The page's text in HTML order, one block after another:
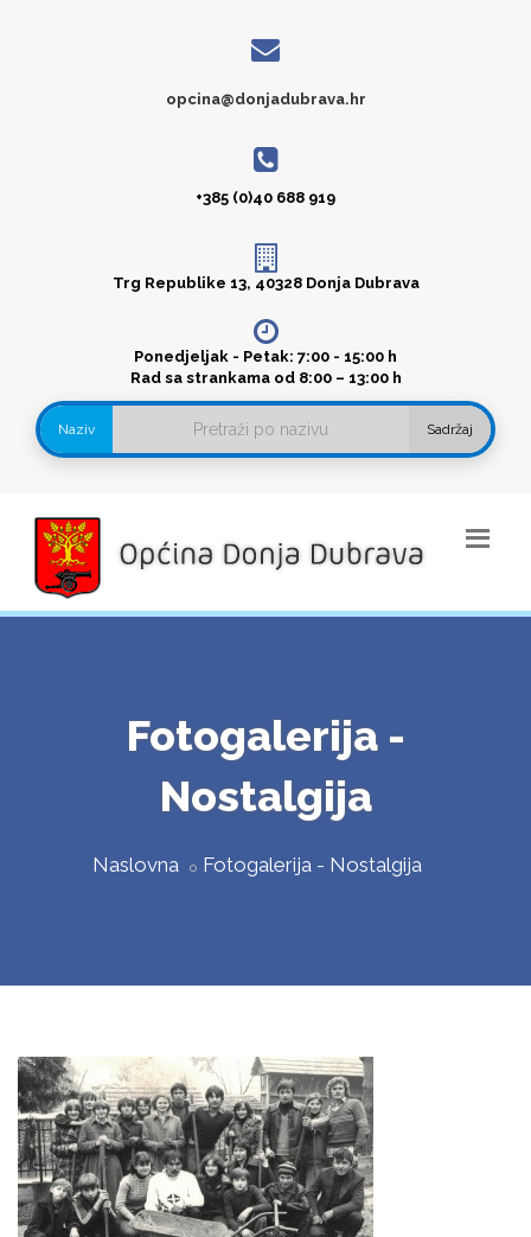
opcina@donjadubrava.hr
+385 (0)40 688 919
Trg Republike 13, 40328 Donja Dubrava
Ponedjeljak - Petak: 7:00 - 15:00 h
Rad sa strankama od 8:00 – 13:00 h
Naziv Sadržaj
Fotogalerija -
Nostalgija
Naslovna Fotogalerija - Nostalgija